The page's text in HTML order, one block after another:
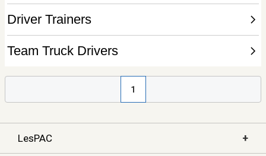
1
LesPAC +